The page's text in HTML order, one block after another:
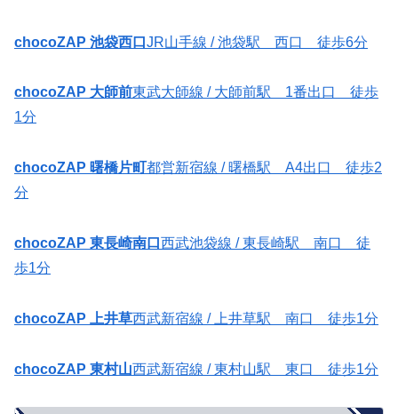
chocoZAP 池袋西口 JR山手線 / 池袋駅 西口 徒歩6分
chocoZAP 大師前東武大師線 / 大師前駅 1番出口 徒歩
1分
chocoZAP 曙橋片町都営新宿線 / 曙橋駅 A4出口 徒歩2
分
chocoZAP 東長崎南口 西武池袋線 / 東長崎駅 南口 徒
歩1分
chocoZAP 上井草西武新宿線 / 上井草駅 南口 徒歩1分
chocoZAP 東村山西武新宿線 / 東村山駅 東口 徒歩1分